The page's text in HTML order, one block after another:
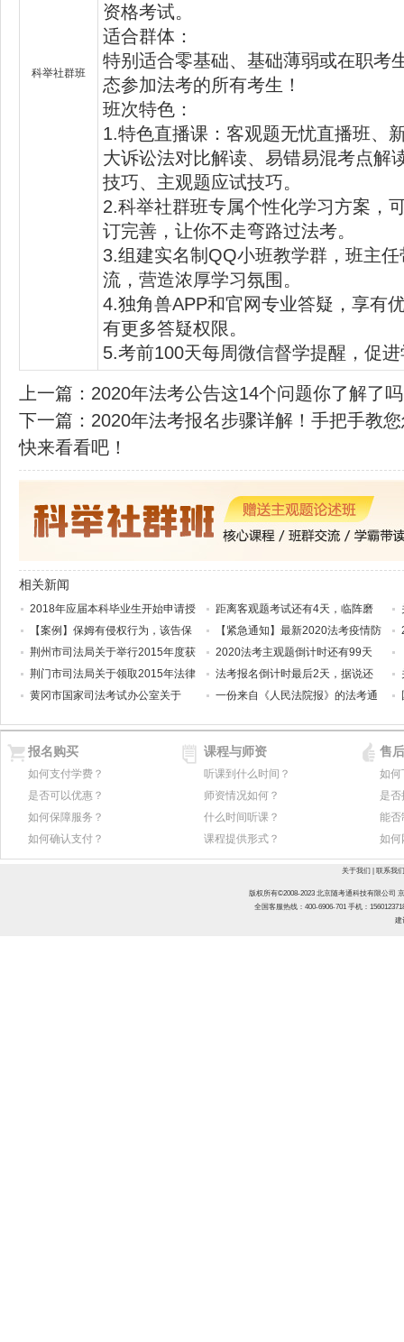
科举社群班
资格考试。
适合群体：
特别适合零基础、基础薄弱或在职考
态参加法考的所有考生！
班次特色：
1.特色直播课：客观题无忧直播班、
大诉讼法对比解读、易错易混考点解
技巧、主观题应试技巧。
2.科举社群班专属个性化学习方案，
订完善，让你不走弯路过法考。
3.组建实名制QQ小班教学群，班主
流，营造浓厚学习氛围。
4.独角兽APP和官网专业答疑，享有
有更多答疑权限。
5.考前100天每周微信督学提醒，促
上一篇： 2020年法考公告这14个问题你了解了
下一篇： 2020年法考报名步骤详解！手把手教
快来看看吧！
相关新闻
2018年应届本科毕业生开始申请授
【案例】保姆有侵权行为，该告保
荆州市司法局关于举行2015年度获
荆门市司法局关于领取2015年法律
黄冈市国家司法考试办公室关于
距离客观题考试还有4天，临阵磨
【紧急通知】最新2020法考疫情防
2020法考主观题倒计时还有99天
法考报名倒计时最后2天，据说还
一份来自《人民法院报》的法考通
报名购买
如何支付学费？
是否可以优惠？
如何保障服务？
如何确认支付？
课程与师资
听课到什么时间？
师资情况如何？
什么时间听课？
课程提供形式？
售
如何
是
能否
如何
关于我们 联系我们
版权所有©2008-2023 北京随考通科技有限公司
全国客服热线：400-6906-701 手机：
建